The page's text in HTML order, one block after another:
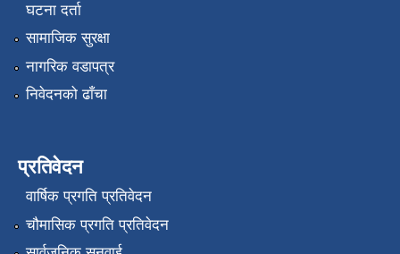
घटना दर्ता
सामाजिक सुरक्षा
नागरिक वडापत्र
निवेदनको ढाँचा
प्रतिवेदन
वार्षिक प्रगति प्रतिवेदन
चौमासिक प्रगति प्रतिवेदन